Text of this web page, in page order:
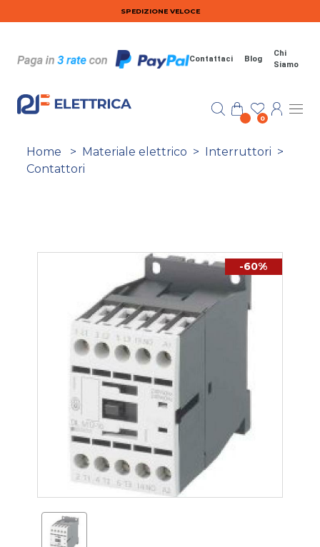
Salta al contenuto principaleSPEDIZIONE VELOCE
Contattaci Blog
Chi
Siamo
0
Home > Materiale elettrico > Interruttori >
Contattori
-60%